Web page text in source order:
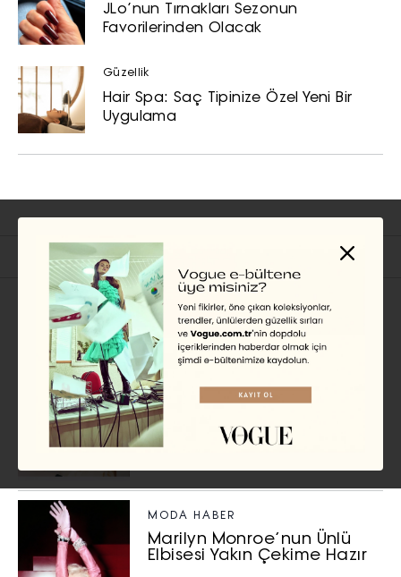
JLo’nun Tırnakları Sezonun
Favorilerinden Olacak
Güzellik
Hair Spa: Saç Tipinize Özel Yeni Bir
Uygulama
İlgili Başlıklar
HABER GÜZELLİK
Gracie Abrams Ânın Tadını
Çıkarıyor
MARGAUX ANBOUBA
MODA HABER
Marilyn Monroe’nun Ünlü
Elbisesi Yakın Çekime Hazır